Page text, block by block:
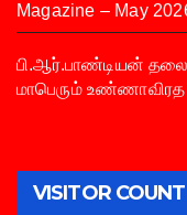
Magazine – May
பி.ஆர்.பாண்டியன்
மாபெரும் உண்ணாவிரத
VISITOR COUNT